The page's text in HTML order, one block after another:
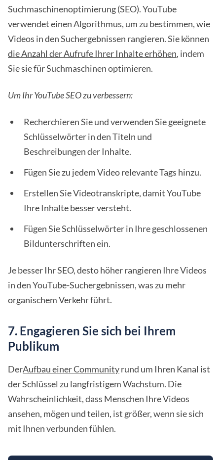
Suchmaschinenoptimierung (SEO). YouTube
verwendet einen Algorithmus, um zu bestimmen, wie
Videos in den Suchergebnissen rangieren. Sie können
die Anzahl der Aufrufe Ihrer Inhalte erhöhen, indem
Sie sie für Suchmaschinen optimieren.
Um Ihr YouTube SEO zu verbessern:
Recherchieren Sie und verwenden Sie geeignete
Schlüsselwörter in den Titeln und
Beschreibungen der Inhalte.
Fügen Sie zu jedem Video relevante Tags hinzu.
Erstellen Sie Videotranskripte, damit YouTube
Ihre Inhalte besser versteht.
Fügen Sie Schlüsselwörter in Ihre geschlossenen
Bildunterschriften ein.
Je besser Ihr SEO, desto höher rangieren Ihre Videos
in den YouTube-Suchergebnissen, was zu mehr
organischem Verkehr führt.
7. Engagieren Sie sich bei Ihrem
Publikum
DerAufbau einer Communityrund um Ihren Kanal ist
der Schlüssel zu langfristigem Wachstum. Die
Wahrscheinlichkeit, dass Menschen Ihre Videos
ansehen, mögen und teilen, ist größer, wenn sie sich
mit Ihnen verbunden fühlen.